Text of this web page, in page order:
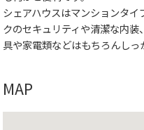
シェアハウスはマンションタ
クのセキュリティや清潔な内
具や家電類などはもちろんしっ
MAP